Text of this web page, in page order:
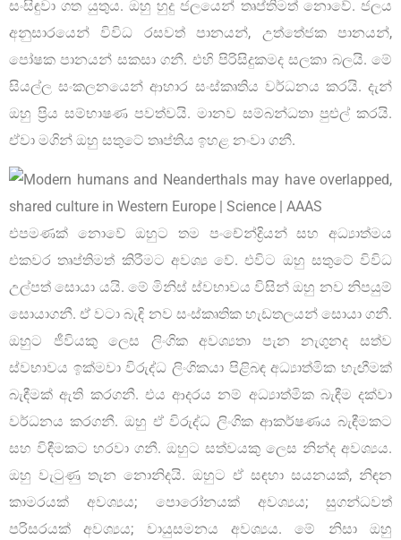
සංසිඳුවා ගත යුතුය. ඔහු හුදු ජලයෙන් තෘප්තිමත් නොවේ. ජලය
අනුසාරයෙන් විවිධ රසවත් පානයන්, උත්තේජක පානයන්,
පෝෂක පානයන් සකසා ගනී. එහි පිරිසිදුකමද සලකා බලයි. මේ
සියල්ල සංකලනයෙන් ආහාර සංස්කෘතිය වර්ධනය කරයි. දැන්
ඔහු ප්‍රිය සම්භාෂණ පවත්වයි. මානව සම්බන්ධතා පුළුල් කරයි.
ඒවා මගින් ඔහු සතුටේ තෘප්තිය ඉහළ නංවා ගනී.
එපමණක් නොවේ ඔහුට තම පංචේන්ද්‍රියන් සහ අධ්‍යාත්මය
එකවර තෘප්තිමත් කිරීමට අවශ්‍ය වේ. එවිට ඔහු සතුටේ විවිධ
උල්පත් සොයා යයි. මේ මිනිස් ස්වභාවය විසින් ඔහු නව නිපයුම්
සොයාගනී. ඒ වටා බැඳි නව සංස්කෘතික හැඩතලයන් සොයා ගනී.
ඔහුට ජීවියකු ලෙස ලිංගික අවශ්‍යතා පැන නැගුනද සත්ව
ස්වභාවය ඉක්මවා විරුද්ධ ලිංගිකයා පිළිබඳ අධ්‍යාත්මික හැඟීමක්
බැඳීමක් ඇති කරගනී. එය ආදරය නම් අධ්‍යාත්මික බැඳීම දක්වා
වර්ධනය කරගනී. ඔහු ඒ විරුද්ධ ලිංගික ආකර්ෂණය බැඳීමකට
සහ විඳීමකට හරවා ගනී. ඔහුට සත්වයකු ලෙස නින්ද අවශ්‍යය.
ඔහු වැටුණු තැන නොනිදයි. ඔහුට ඒ සඳහා සයනයක්, නිඳන
කාමරයක් අවශ්‍යය; පොරෝනයක් අවශ්‍යය; සුගන්ධවත්
පරිසරයක් අවශ්‍යය; වායුසමනය අවශ්‍යය. මේ නිසා ඔහු